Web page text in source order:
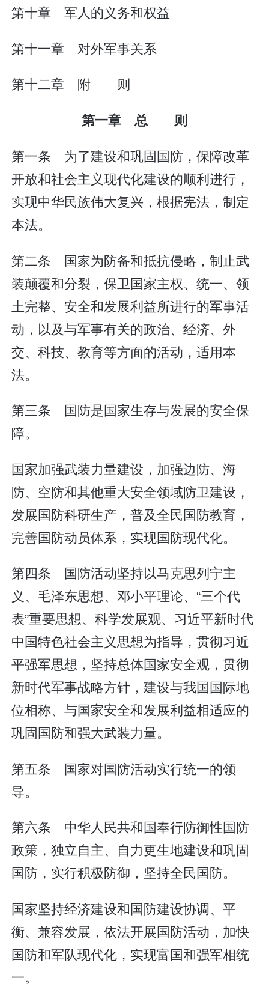
第十章 军人的义务和权益
第十一章 对外军事关系
第十二章 附 则
第一章 总 则
第一条 为了建设和巩固国防，保障改革
开放和社会主义现代化建设的顺利进行，
实现中华民族伟大复兴，根据宪法，制定
本法。
第二条 国家为防备和抵抗侵略，制止武
装颠覆和分裂，保卫国家主权、统一、领
土完整、安全和发展利益所进行的军事活
动，以及与军事有关的政治、经济、外
交、科技、教育等方面的活动，适用本
法。
第三条 国防是国家生存与发展的安全保
障。
国家加强武装力量建设，加强边防、海
防、空防和其他重大安全领域防卫建设，
发展国防科研生产，普及全民国防教育，
完善国防动员体系，实现国防现代化。
第四条 国防活动坚持以马克思列宁主
义、毛泽东思想、邓小平理论、“三个代
表”重要思想、科学发展观、习近平新时代
中国特色社会主义思想为指导，贯彻习近
平强军思想，坚持总体国家安全观，贯彻
新时代军事战略方针，建设与我国国际地
位相称、与国家安全和发展利益相适应的
巩固国防和强大武装力量。
第五条 国家对国防活动实行统一的领
导。
第六条 中华人民共和国奉行防御性国防
政策，独立自主、自力更生地建设和巩固
国防，实行积极防御，坚持全民国防。
国家坚持经济建设和国防建设协调、平
衡、兼容发展，依法开展国防活动，加快
国防和军队现代化，实现富国和强军相统
一。